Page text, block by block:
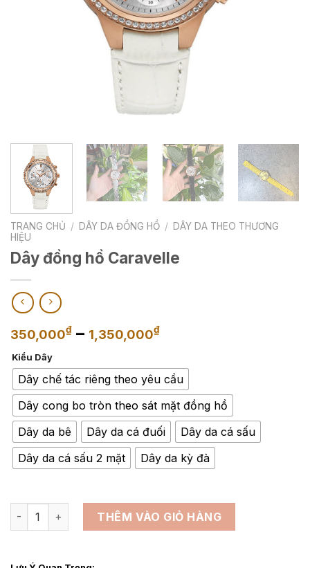
TRANG CHỦ / DÂY DA ĐỒNG HỒ / DÂY DA THEO THƯƠNG
HIỆU
Dây đồng hồ Caravelle
350,000₫ – 1,350,000₫Khoảng
từ
350,000₫
đến
1,350,000₫
Kiểu Dây
Dây chế tác riêng theo yêu cầu
Dây cong bo tròn theo sát mặt đồng hồ
Dây da bê
Dây da cá đuối
Dây da cá sấu
Dây da cá sấu 2 mặt
Dây da kỳ đà
Dây đồng hồ Caravelle số lượng
THÊM VÀO GIỎ HÀNG